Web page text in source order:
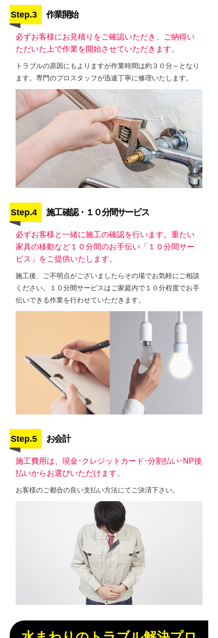
Step.3 作業開始
必ずお客様にお見積りをご確認いただき、ご納得い
ただいた上で作業を開始させていただきます。
トラブルの原因にもよりますが作業時間は約３０分～となり
ます。専門のプロスタッフが迅速丁寧に修理いたします。
Step.4 施工確認・１０分間サービス
必ずお客様と一緒に施工の確認を行います。重たい
家具の移動など１０分間のお手伝い「１０分間サー
ビス」をご提供いたします。
施工後、ご不明点がございましたらその場でお気軽にご相談
ください。１０分間サービスはご家庭内で１０分程度でお手
伝いできる作業を行わせていただきます。
Step.5 お会計
施工費用は、現金･クレジットカード･分割払い･NP後
払いからお選びいただけます。
お客様のご都合の良い支払い方法にてご決済下さい。